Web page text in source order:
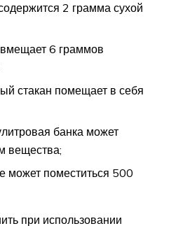
2 грамма сухой
6 граммов
стакан помещает в себя
банка может
вещества;
может поместиться 500
при использовании